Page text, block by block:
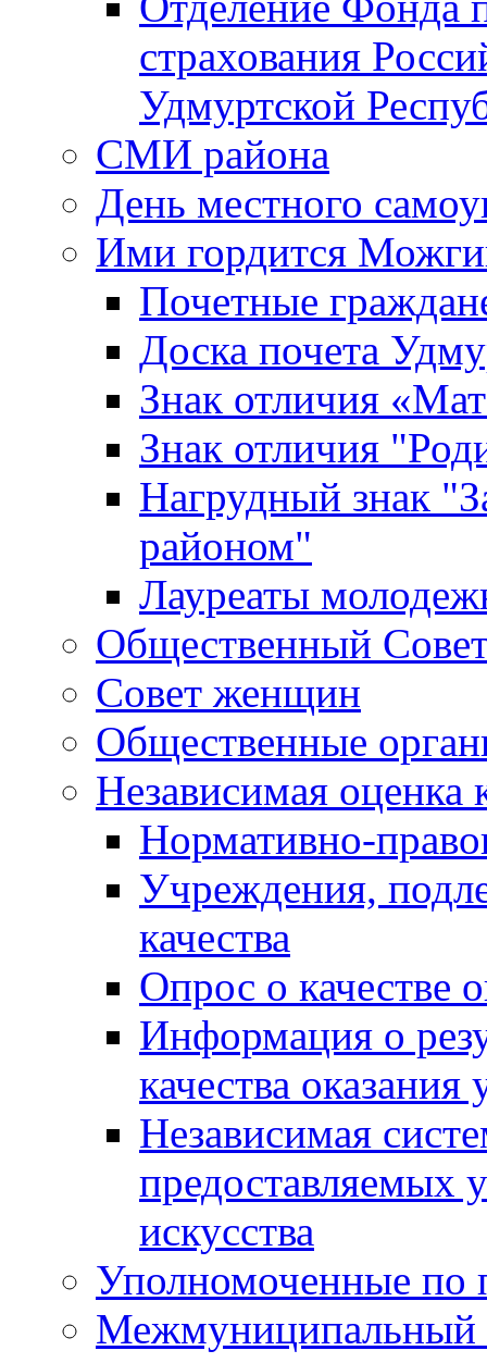
страхования
Удмуртской
СМИ района
День местного
Ими гордится
Почетные
Доска почета
Знак отличия
Знак отличия
Нагрудный знак
районом"
Лауреаты
Общественный
Совет женщин
Общественные
Независимая оценка
Нормативно-
Учреждения,
качества
Опрос о качестве
Информация о
качества оказания
Независимая
предоставляемых
искусства
Уполномоченные по
Межмуниципальный